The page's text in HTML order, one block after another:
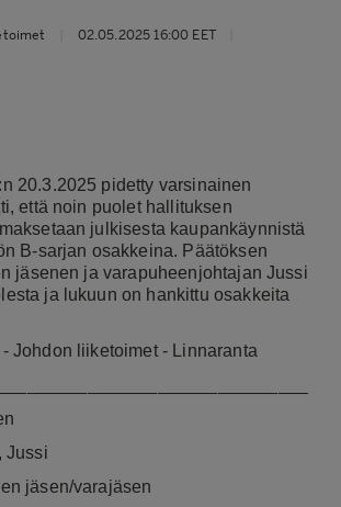
02.05.2025 16:00 EET
20.3.2025 pidetty varsinainen
että noin puolet hallituksen
julkisesta kaupankäynnistä
B-sarjan osakkeina. Päätöksen
jäsenen ja varapuheenjohtajan Jussi
ja lukuun on hankittu osakkeita
Johdon liiketoimet - Linnaranta
Jussi
jäsen/varajäsen